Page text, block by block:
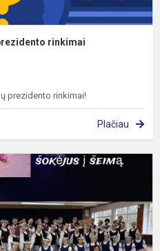
rinkimai
prezidento rinkimai!
Plačiau